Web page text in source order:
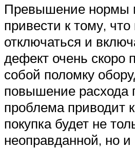
Превышение нормы
привести к тому, что
отключаться и
дефект очень скоро
собой поломку
повышение расхода
проблема приводит
покупка будет не
неоправданной, но и